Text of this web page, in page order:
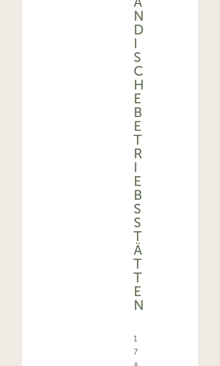
N
D
I
S
C
H
E
B
E
T
R
I
E
B
S
S
T
Ä
T
T
E
N
1
7